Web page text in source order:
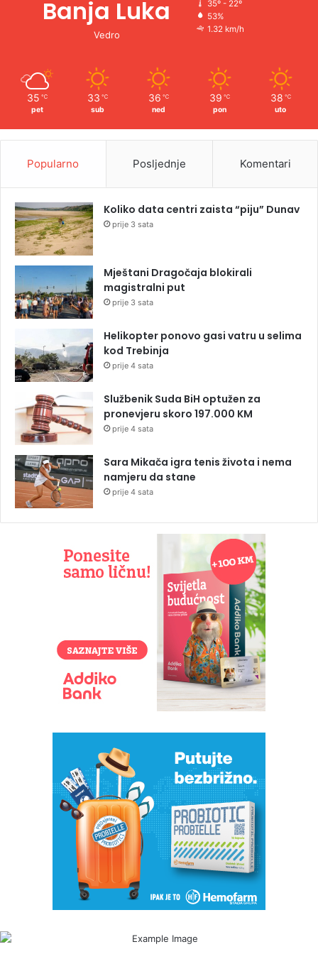
Banja Luka
Vedro
35º - 22º
53%
1.32 km/h
35 ℃
pet
33 ℃
sub
36 ℃
ned
39 ℃
pon
38 ℃
uto
Popularno Posljednje Komentari
Koliko data centri zaista “piju” Dunav
prije 3 sata
Mještani Dragočaja blokirali
magistralni put
prije 3 sata
Helikopter ponovo gasi vatru u selima
kod Trebinja
prije 4 sata
Službenik Suda BiH optužen za
pronevjeru skoro 197.000 KM
prije 4 sata
Sara Mikača igra tenis života i nema
namjeru da stane
prije 4 sata